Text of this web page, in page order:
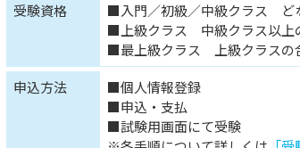
受験資格
■入門／初級／中級クラス ど
■上級クラス 中級クラス以上
■最上級クラス 上級クラスの
申込方法
■個人情報登録
■申込・支払
■試験用画面にて受験